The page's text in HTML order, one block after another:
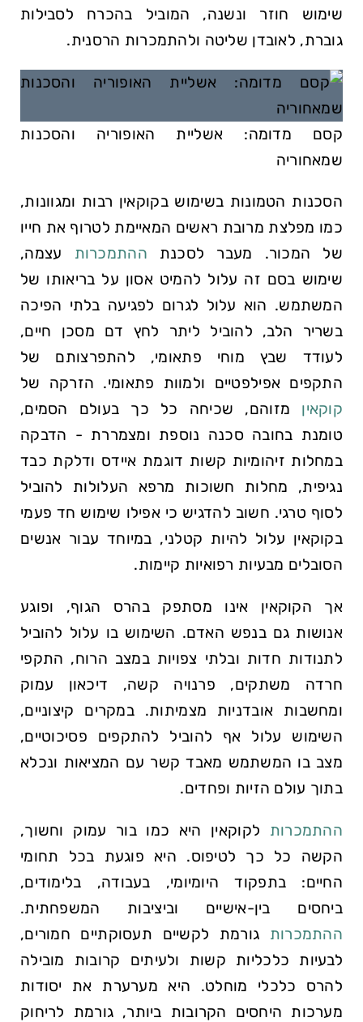
שימוש חוזר ונשנה, המוביל בהכרח לסבילות
גוברת, לאובדן שליטה ולהתמכרות הרסנית.
קסם מדומה: אשליית האופוריה והסכנות
שמאחוריה
הסכנות הטמונות בשימוש בקוקאין רבות ומגוונות,
כמו מפלצת מרובת ראשים המאיימת לטרוף את חייו
של המכור. מעבר לסכנת ההתמכרות עצמה,
שימוש בסם זה עלול להמיט אסון על בריאותו של
המשתמש. הוא עלול לגרום לפגיעה בלתי הפיכה
בשריר הלב, להוביל ליתר לחץ דם מסכן חיים,
לעודד שבץ מוחי פתאומי, להתפרצותם של
התקפים אפילפטיים ולמוות פתאומי. הזרקה של
קוקאין מזוהם, שכיחה כל כך בעולם הסמים,
טומנת בחובה סכנה נוספת ומצמררת - הדבקה
במחלות זיהומיות קשות דוגמת איידס ודלקת כבד
נגיפית, מחלות חשוכות מרפא העלולות להוביל
לסוף טרגי. חשוב להדגיש כי אפילו שימוש חד פעמי
בקוקאין עלול להיות קטלני, במיוחד עבור אנשים
הסובלים מבעיות רפואיות קיימות.
אך הקוקאין אינו מסתפק בהרס הגוף, ופוגע
אנושות גם בנפש האדם. השימוש בו עלול להוביל
לתנודות חדות ובלתי צפויות במצב הרוח, התקפי
חרדה משתקים, פרנויה קשה, דיכאון עמוק
ומחשבות אובדניות מצמיתות. במקרים קיצוניים,
השימוש עלול אף להוביל להתקפים פסיכוטיים,
מצב בו המשתמש מאבד קשר עם המציאות ונכלא
בתוך עולם הזיות ופחדים.
ההתמכרות לקוקאין היא כמו בור עמוק וחשוך,
הקשה כל כך לטיפוס. היא פוגעת בכל תחומי
החיים: בתפקוד היומיומי, בעבודה, בלימודים,
ביחסים בין-אישיים וביציבות המשפחתית.
ההתמכרות גורמת לקשיים תעסוקתיים חמורים,
לבעיות כלכליות קשות ולעיתים קרובות מובילה
להרס כלכלי מוחלט. היא מערערת את יסודות
מערכות היחסים הקרובות ביותר, גורמת לריחוק